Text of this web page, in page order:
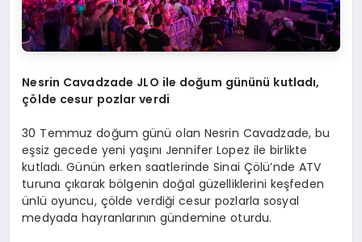
Nesrin Cavadzade JLO ile doğum gününü kutladı,
çölde cesur pozlar verdi
30 Temmuz doğum günü olan Nesrin Cavadzade, bu
eşsiz gecede yeni yaşını Jennifer Lopez ile birlikte
kutladı. Günün erken saatlerinde Sinai Çölü’nde ATV
turuna çıkarak bölgenin doğal güzelliklerini keşfeden
ünlü oyuncu, çölde verdiği cesur pozlarla sosyal
medyada hayranlarının gündemine oturdu.